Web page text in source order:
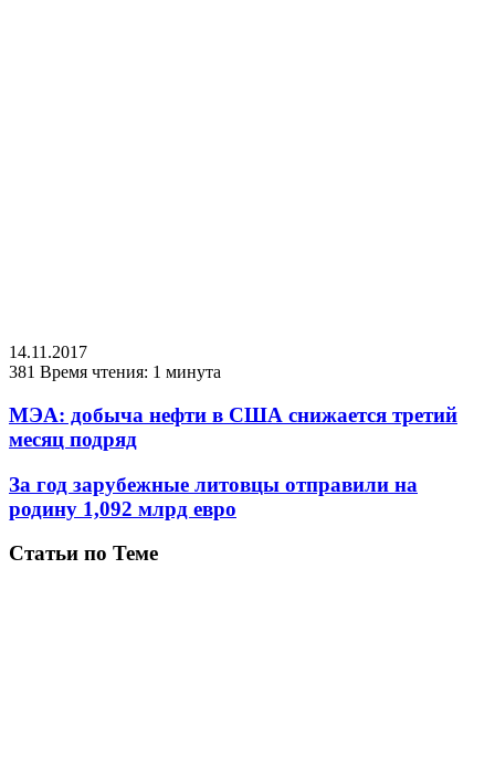
14.11.2017
381 Время чтения: 1 минута
МЭА: добыча нефти в США снижается третий
месяц подряд
За год зарубежные литовцы отправили на
родину 1,092 млрд евро
Статьи по Теме